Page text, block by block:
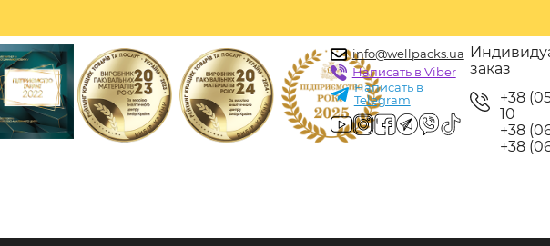
info@wellpacks.ua
Написать в Viber
Написать в
Telegram
заказ
+38
10
+38
+38